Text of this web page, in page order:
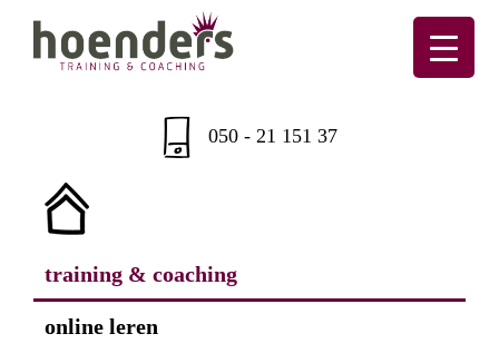
Skip
Skip
Skip
Skip
050 - 21 151 37
training & coaching
online leren